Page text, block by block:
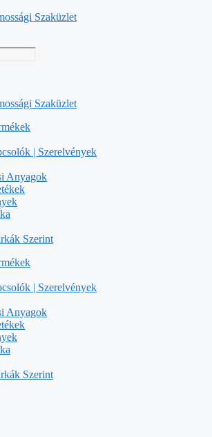
Szaküzlet
Szaküzlet
| Szerelvények
Anyagok
Szerint
| Szerelvények
Anyagok
Szerint